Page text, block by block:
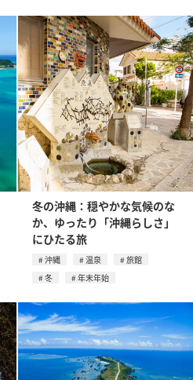
冬の沖縄：穏やかな気候のな
か、ゆったり「沖縄らしさ」
にひたる旅
沖縄 温泉
旅館
冬
年末年始